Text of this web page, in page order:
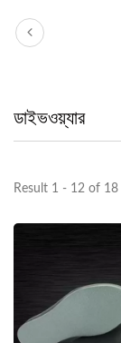
ডাইভওয়্যার
Result 1 - 12 of 18